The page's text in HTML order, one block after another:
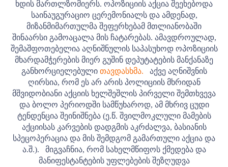
ხდის მართლზომიერს. ოპოზიციის აქცია შეეხებოდა
საინაუგურაციო ცერემონიალს და ამდენად,
მიზანმიმართულმა შეფერხებამ მთლიანობაში
შინაარსი გამოაცალა მის ჩატარებას. ამავდროულად,
შემაშფოთებელია აღნიშნულის საპასუხოდ ოპოზიციის
მხარდამჭერების მიერ გუშინ დეპუტატების მანქანაზე
განხორციელებული თავდასხმა.
აქვე აღნიშვნის
ღირსია, რომ ეს არ არის პოლიციის მხრიდან
მშვიდობიანი აქციის ხელშეშლის პირველი შემთხვევა
და ბოლო პერიოდში სამწუხაროდ, ამ მხრივ ცუდი
ტენდენცია შეინიშნება (ე.წ. შვილმოკლული მამების
აქციისას კარვების დადგმის აკრძალვა, ბასიანის
სპეცოპერაცია და მის შემდგომ გამართული აქცია და
ა.შ.).
მიგვაჩნია, რომ სახელმწიფოს ქმედება და
მანიფესტანტების უფლებების შეზღუდვა